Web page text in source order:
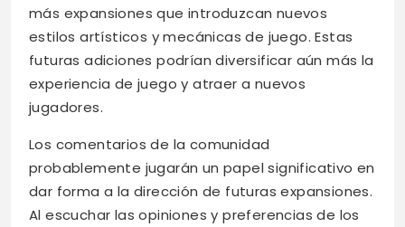
más expansiones que introduzcan nuevos
estilos artísticos y mecánicas de juego. Estas
futuras adiciones podrían diversificar aún más la
experiencia de juego y atraer a nuevos
jugadores.
Los comentarios de la comunidad
probablemente jugarán un papel significativo en
dar forma a la dirección de futuras expansiones.
Al escuchar las opiniones y preferencias de los